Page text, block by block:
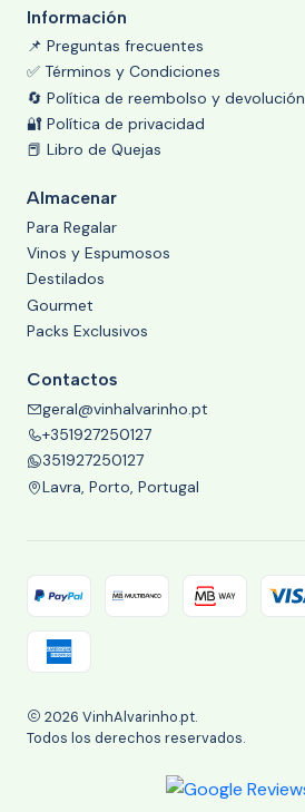
Información
📌 Preguntas frecuentes
✅ Términos y Condiciones
🔄 Política de reembolso y devolución
🔐 Política de privacidad
📕 Libro de Quejas
Almacenar
Para Regalar
Vinos y Espumosos
Destilados
Gourmet
Packs Exclusivos
Contactos
geral@vinhalvarinho.pt
+351927250127
351927250127
Lavra, Porto, Portugal
2026 VinhAlvarinho.pt.
Todos los derechos reservados.